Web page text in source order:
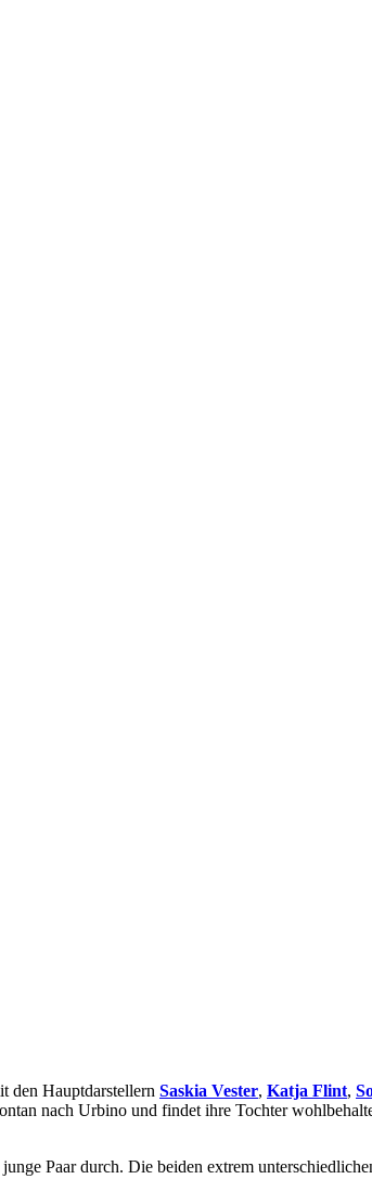
den Hauptdarstellern Saskia Vester, Katja Flint,
nach Urbino und findet ihre Tochter
Paar durch. Die beiden extrem